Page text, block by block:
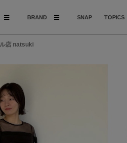
BRAND SNAP TOPICS
店 natsuki